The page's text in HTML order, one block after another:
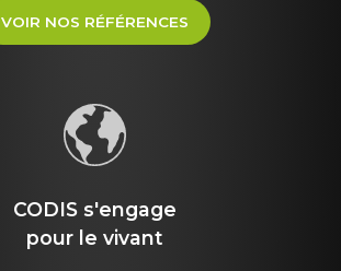
VOIR NOS RÉFÉRENCES
CODIS s'engage
pour le vivant